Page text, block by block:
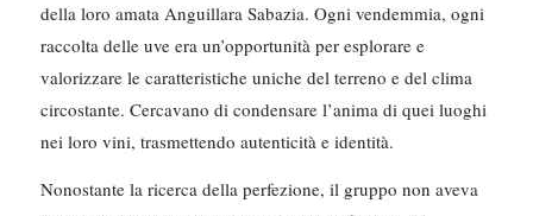
della loro amata Anguillara Sabazia. Ogni vendemmia, ogni
raccolta delle uve era un’opportunità per esplorare e
valorizzare le caratteristiche uniche del terreno e del clima
circostante. Cercavano di condensare l’anima di quei luoghi
nei loro vini, trasmettendo autenticità e identità.
Nonostante la ricerca della perfezione, il gruppo non aveva